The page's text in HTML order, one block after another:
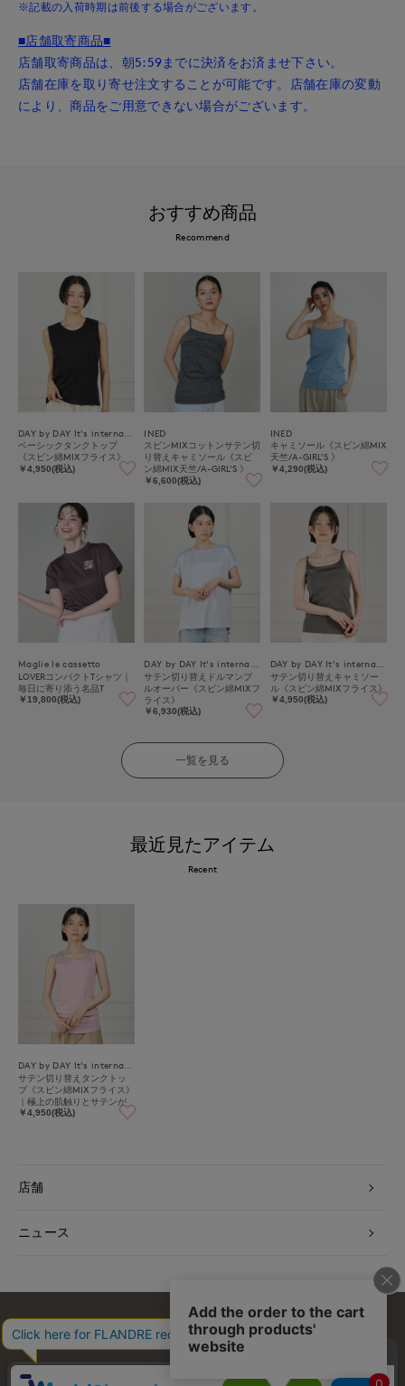
※記載の入荷時期は前後する場合がございます。
■店舗取寄商品■
店舗取寄商品は、朝5:59までに決済をお済ませ下さい。
店舗在庫を取り寄せ注文することが可能です。店舗在庫の変動
により、商品をご用意できない場合がございます。
おすすめ商品
Recommend
ベーシックタンクトップ
《スビン綿MIXフライス》
￥4,950(税込)
INED
スビンMIXコットンサテン切
り替えキャミソール《スビ
ン綿MIX天竺/A-GIRL’S 》
￥6,600(税込)
INED
キャミソール《スビン綿MIX
天竺/A-GIRL’S 》
￥4,290(税込)
Maglie le cassetto
LOVERコンパクトTシャツ｜
毎日に寄り添う名品T
￥19,800(税込)
サテン切り替えドルマンプ
ルオーバー《スビン綿MIXフ
ライス》
￥6,930(税込)
サテン切り替えキャミソー
ル《スビン綿MIXフライス》
￥4,950(税込)
一覧を見る
最近見たアイテム
Recent
サテン切り替えタンクトッ
プ《スビン綿MIXフライス》
｜極上の肌触りとサテンが
映える上品インナー
￥4,950(税込)
店舗
ニュース
お問い合わせ 利用規約 会社概要 プライバシーポリシー